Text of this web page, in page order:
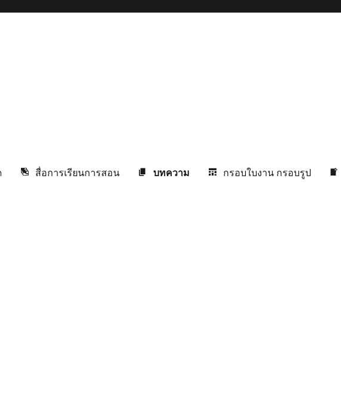
แบบฝึกหัด, สื่อการเรียนการสอนทุกระดับชั้น
สื่อการเรียนการสอน บทความ กรอบใบงาน กรอบรูป